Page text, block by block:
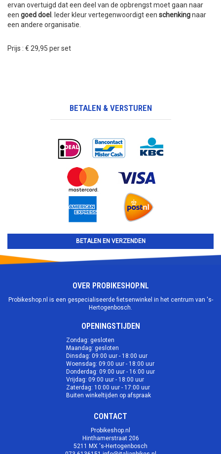
ervan overtuigd dat een deel van de opbrengst moet gaan naar
een goed doel . Ieder kleur vertegenwoordigt een schenkingnaar
een andere organisatie.
Prijs : € 29,95 per set
BETALEN & VERSTUREN
BETALEN EN VERZENDEN
OVER PROBIKESHOP.NL
Probikeshop.nl is een gespecialiseerde fietsenwinkel in het centrum van 's-
Hertogenbosch.
OPENINGSTIJDEN
Zondag: gesloten
Maandag: gesloten
Dinsdag: 09:00 uur - 18:00 uur
Woensdag: 09:00 uur - 18:00 uur
Donderdag: 09:00 uur - 16:00 uur
Vrijdag: 09:00 uur - 18:00 uur
Zaterdag: 10:00 uur - 17:00 uur
Buiten winkeltijden op afspraak
CONTACT
Probikeshop.nl
Hinthamerstraat 206
5211 MX 's-Hertogenbosch